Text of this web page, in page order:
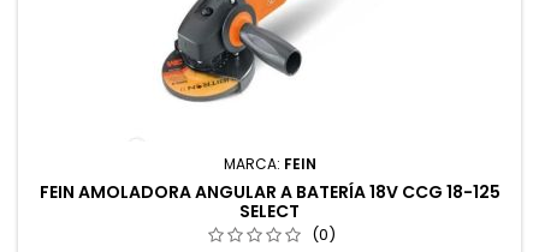
MARCA: FEIN
FEIN AMOLADORA ANGULAR A BATERÍA 18V CCG 18-125
SELECT
(0)